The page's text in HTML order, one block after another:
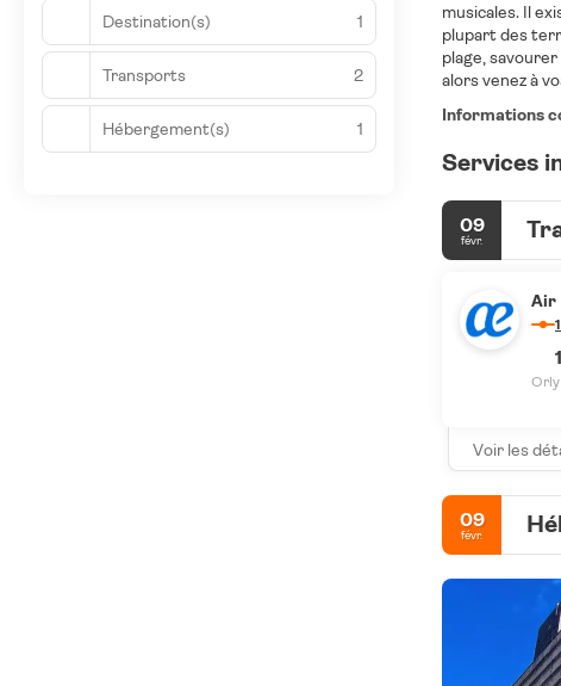
musicales. Il
plupart des
plage,
alors venez à
Informations
Services
09
févr.
Air
Orly
Voir les
09
févr.
Destination(s) 1
Transports 2
Hébergement(s) 1